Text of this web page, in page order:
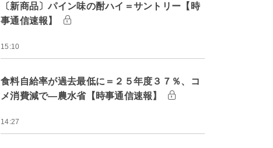
〔新商品〕パイン味の酎ハイ＝サントリー【時
事通信速報】
15:10
食料自給率が過去最低に＝２５年度３７％、コ
メ消費減で―農水省【時事通信速報】
14:27